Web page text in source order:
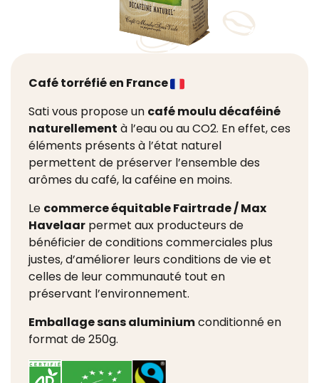
Café torréfié en France
Sati vous propose un café moulu décaféiné
naturellement à l’eau ou au CO2. En effet, ces
éléments présents à l’état naturel
permettent de préserver l’ensemble des
arômes du café, la caféine en moins.
Le commerce équitable Fairtrade / Max
Havelaar permet aux producteurs de
bénéficier de conditions commerciales plus
justes, d’améliorer leurs conditions de vie et
celles de leur communauté tout en
préservant l’environnement.
Emballage sans aluminiumconditionné en
format de 250g.